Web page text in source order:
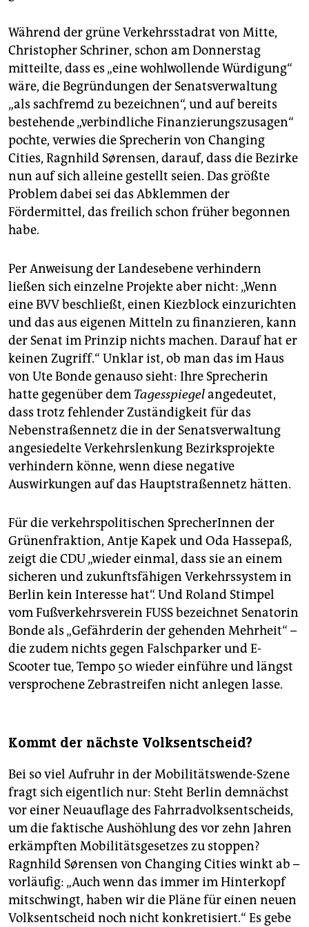
Während der grüne Verkehrsstadrat von Mitte,
Christopher Schriner, schon am Donnerstag
mitteilte, dass es „eine wohlwollende Würdigung“
wäre, die Begründungen der Senatsverwaltung
„als sachfremd zu bezeichnen“, und auf bereits
bestehende „verbindliche Finanzierungszusagen“
pochte, verwies die Sprecherin von Changing
Cities, Ragnhild Sørensen, darauf, dass die Bezirke
nun auf sich alleine gestellt seien. Das größte
Problem dabei sei das Abklemmen der
Fördermittel, das freilich schon früher begonnen
habe.
Per Anweisung der Landesebene verhindern
ließen sich einzelne Projekte aber nicht: „Wenn
eine BVV beschließt, einen Kiezblock einzurichten
und das aus eigenen Mitteln zu finanzieren, kann
der Senat im Prinzip nichts machen. Darauf hat er
keinen Zugriff.“ Unklar ist, ob man das im Haus
von Ute Bonde genauso sieht: Ihre Sprecherin
hatte gegenüber dem Tagesspiegelangedeutet,
dass trotz fehlender Zuständigkeit für das
Nebenstraßennetz die in der Senatsverwaltung
angesiedelte Verkehrslenkung Bezirksprojekte
verhindern könne, wenn diese negative
Auswirkungen auf das Hauptstraßennetz hätten.
Für die verkehrspolitischen SprecherInnen der
Grünenfraktion, Antje Kapek und Oda Hassepaß,
zeigt die CDU „wieder einmal, dass sie an einem
sicheren und zukunftsfähigen Verkehrssystem in
Berlin kein Interesse hat“. Und Roland Stimpel
vom Fußverkehrsverein FUSS bezeichnet Senatorin
Bonde als „Gefährderin der gehenden Mehrheit“ –
die zudem nichts gegen Falschparker und E-
Scooter tue, Tempo 50 wieder einführe und längst
versprochene Zebrastreifen nicht anlegen lasse.
Kommt der nächste Volksentscheid?
Bei so viel Aufruhr in der Mobilitätswende-Szene
fragt sich eigentlich nur: Steht Berlin demnächst
vor einer Neuauflage des Fahrradvolksentscheids,
um die faktische Aushöhlung des vor zehn Jahren
erkämpften Mobilitätsgesetzes zu stoppen?
Ragnhild Sørensen von Changing Cities winkt ab –
vorläufig: „Auch wenn das immer im Hinterkopf
mitschwingt, haben wir die Pläne für einen neuen
Volksentscheid noch nicht konkretisiert.“ Es gebe